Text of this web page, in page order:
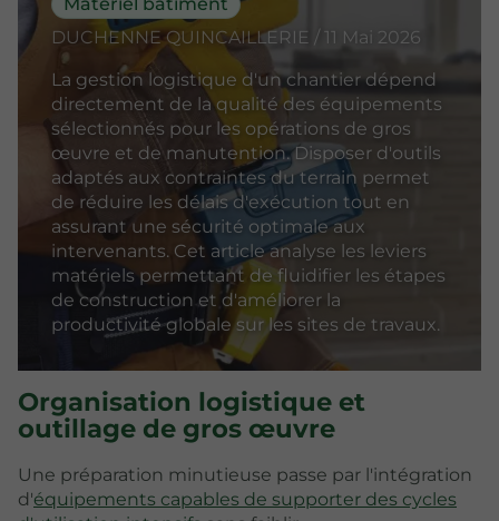
DUCHENNE QUINCAILLERIE / 11 Mai 2026
La gestion logistique d'un chantier dépend
directement de la qualité des équipements
sélectionnés pour les opérations de gros
œuvre et de manutention. Disposer d'outils
adaptés aux contraintes du terrain permet
de réduire les délais d'exécution tout en
assurant une sécurité optimale aux
intervenants. Cet article analyse les leviers
matériels permettant de fluidifier les étapes
de construction et d'améliorer la
productivité globale sur les sites de travaux.
Organisation logistique et
outillage de gros œuvre
Une préparation minutieuse passe par l'intégration
d'équipements capables de supporter des cycles